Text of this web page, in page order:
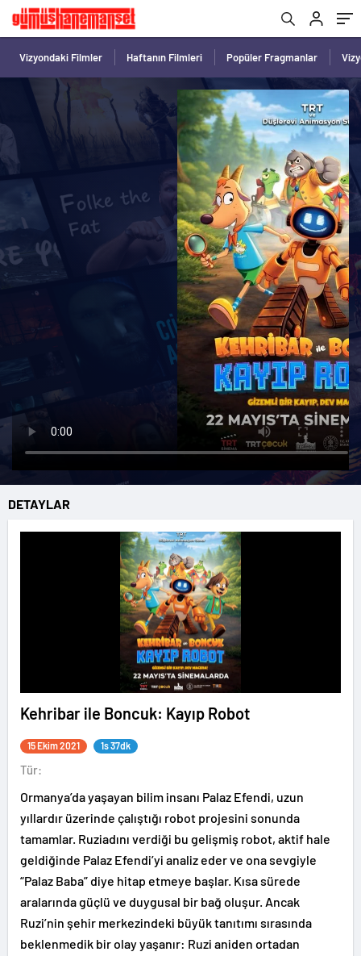
Vizyondaki Filmler Haftanın Filmleri Popüler Fragmanlar
DETAYLAR
Kehribar ile Boncuk: Kayıp Robot
15 Ekim 2021 1s 37dk
Tür:
Ormanya’da yaşayan bilim insanı Palaz Efendi, uzun
yıllardır üzerinde çalıştığı robot projesini sonunda
tamamlar. Ruziadını verdiği bu gelişmiş robot, aktif hale
geldiğinde Palaz Efendi’yi analiz eder ve ona sevgiyle
“Palaz Baba” diye hitap etmeye başlar. Kısa sürede
aralarında güçlü ve duygusal bir bağ oluşur. Ancak
Ruzi’nin şehir merkezindeki büyük tanıtımı sırasında
beklenmedik bir olay yaşanır: Ruzi aniden ortadan